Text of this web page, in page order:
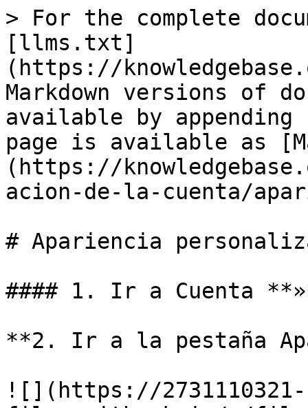
> For the complete
[llms.txt]
(https://
Markdown versions of
available by
page is available as
(https://
acion-de-la-cuenta/
# Apariencia
#### 1. Ir a Cuenta
**2. Ir a la pestaña
![](https://2731110321-